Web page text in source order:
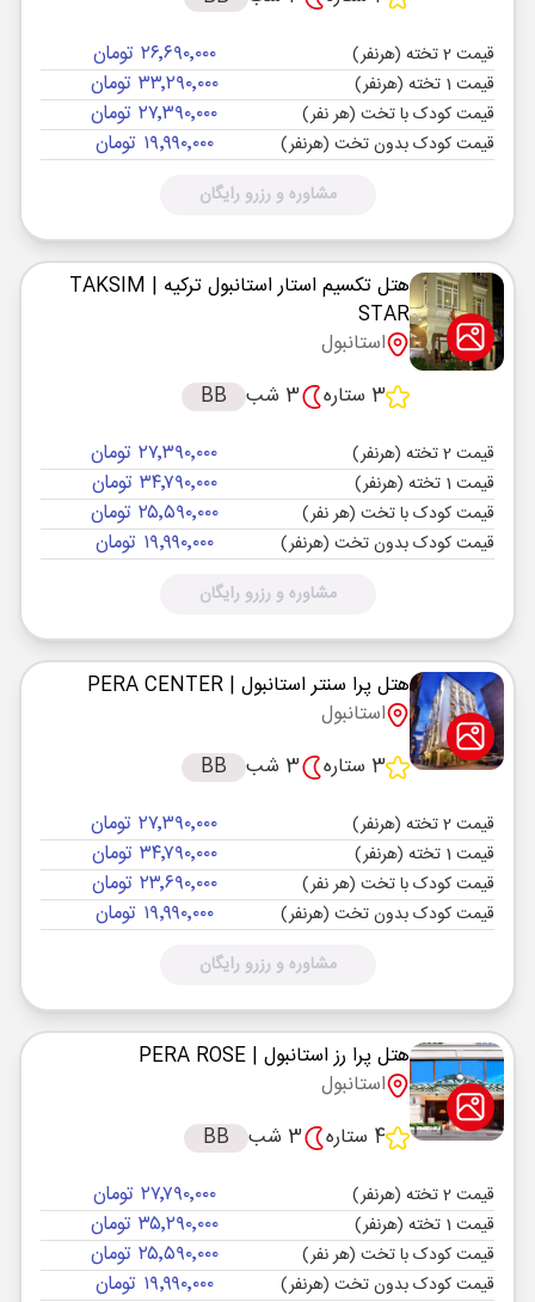
قیمت 2 تخته (هرنفر) ۲۶٬۶۹۰٬۰۰۰ تومان
قیمت 1 تخته (هرنفر) ۳۳٬۲۹۰٬۰۰۰ تومان
قیمت کودک با تخت (هر نفر) ۲۷٬۳۹۰٬۰۰۰ تومان
قیمت کودک بدون تخت (هرنفر) ۱۹٬۹۹۰٬۰۰۰ تومان
مشاوره و رزرو رایگان
هتل تکسیم استار استانبول ترکیه
| TAKSIM
STAR
استانبول
3 ستاره
3 شب BB
قیمت 2 تخته (هرنفر) ۲۷٬۳۹۰٬۰۰۰ تومان
قیمت 1 تخته (هرنفر) ۳۴٬۷۹۰٬۰۰۰ تومان
قیمت کودک با تخت (هر نفر) ۲۵٬۵۹۰٬۰۰۰ تومان
قیمت کودک بدون تخت (هرنفر) ۱۹٬۹۹۰٬۰۰۰ تومان
مشاوره و رزرو رایگان
هتل پرا سنتر استانبول | PERA CENTER
استانبول
3 ستاره
3 شب BB
قیمت 2 تخته (هرنفر) ۲۷٬۳۹۰٬۰۰۰ تومان
قیمت 1 تخته (هرنفر) ۳۴٬۷۹۰٬۰۰۰ تومان
قیمت کودک با تخت (هر نفر) ۲۳٬۶۹۰٬۰۰۰ تومان
قیمت کودک بدون تخت (هرنفر) ۱۹٬۹۹۰٬۰۰۰ تومان
مشاوره و رزرو رایگان
هتل پرا رز استانبول | PERA ROSE
استانبول
4 ستاره
3 شب BB
قیمت 2 تخته (هرنفر) ۲۷٬۷۹۰٬۰۰۰ تومان
قیمت 1 تخته (هرنفر) ۳۵٬۲۹۰٬۰۰۰ تومان
قیمت کودک با تخت (هر نفر) ۲۵٬۵۹۰٬۰۰۰ تومان
قیمت کودک بدون تخت (هرنفر) ۱۹٬۹۹۰٬۰۰۰ تومان